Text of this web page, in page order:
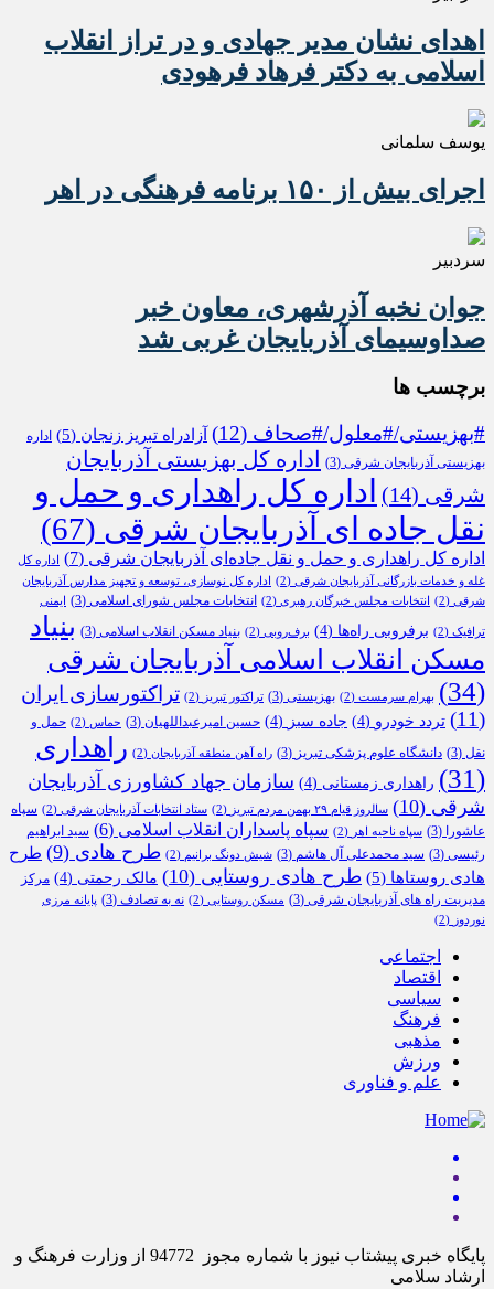
اهدای نشان مدیر جهادی و در تراز انقلاب
اسلامی به دکتر فرهاد فرهودی
یوسف سلمانی
اجرای بیش از ۱۵۰ برنامه فرهنگی در اهر
سردبیر
جوان نخبه آذرشهری، معاون خبر
صداوسیمای آذربایجان غربی شد
برچسب ها
#بهزیستی/#معلول/#صحاف (12) آزادراه تبریز زنجان (5)
اداره
بهزیستی آذربایجان شرقی (3)
اداره کل بهزیستی آذربایجان
شرقی (14)
اداره کل راهداری و حمل و
نقل جاده ای آذربایجان شرقی (67)
اداره کل راهداری و حمل و نقل جاده‌ای آذربایجان شرقی (7)
اداره کل
غله و خدمات بازرگانی آذربایجان شرقی (2)
اداره کل نوسازی، توسعه و تجهیز مدارس آذربایجان
شرقی (2) انتخابات مجلس خبرگان رهبری (2) انتخابات مجلس شورای اسلامی (3) ایمنی
ترافیک (2) برفروبی راه‌ها (4) برف‌روبی (2) بنیاد مسکن انقلاب اسلامی (3)
بنیاد
مسکن انقلاب اسلامی آذربایجان شرقی
(34)
بهرام سرمست (2) بهزیستی (3) تراکتور تبریز (2)
تراکتورسازی ایران
(11)
تردد خودرو (4) جاده سبز (4) حسین امیرعبداللهیان (3) حماس (2)
حمل و
نقل (3) دانشگاه علوم پزشکی تبریز (3) راه آهن منطقه آذربایجان (2)
راهداری
(31)
راهداری زمستانی (4)
سازمان جهاد کشاورزی آذربایجان
شرقی (10) سالروز قیام ۲۹ بهمن مردم تبریز (2) ستاد انتخابات آذربایجان شرقی (2)
سپاه
عاشورا
(3) سپاه ناحیه اهر (2) سپاه پاسداران انقلاب اسلامی (6)
سید ابراهیم
رئیسی (3) سید محمدعلی آل هاشم (3) شیش دونگ برانیم (2) طرح هادی (9)
طرح
هادی روستاها (5) طرح هادی روستایی (10) مالک رحمتی (4)
مرکز
مدیریت راه های آذربایجان شرقی (3) مسکن روستایی (2) نه به تصادف (3)
پایانه مرزی
نوردوز (2)
اجتماعی
اقتصاد
سیاسی
فرهنگ
مذهبی
ورزش
علم و فناوری
پایگاه خبری پیشتاب نیوز با شماره مجوز 94772 از وزارت فرهنگ و
ارشاد سلامی